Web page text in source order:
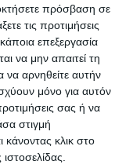
πρόσβαση σε
τις προτιμήσεις
επεξεργασία
να μην απαιτεί τη
να αρνηθείτε αυτήν
μόνο για αυτόν
σας ή να
στιγμή
κάνοντας κλικ στο
Μπορείς,